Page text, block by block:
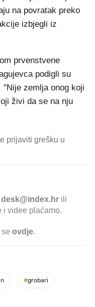
na povratak preko
izbjegli iz
prvenstvene
podigli su
zemlja onog koji
živi da se na nju
prijaviti grešku u
desk@index.hr ili
i videe plaćamo.
ovdje.
#grobari